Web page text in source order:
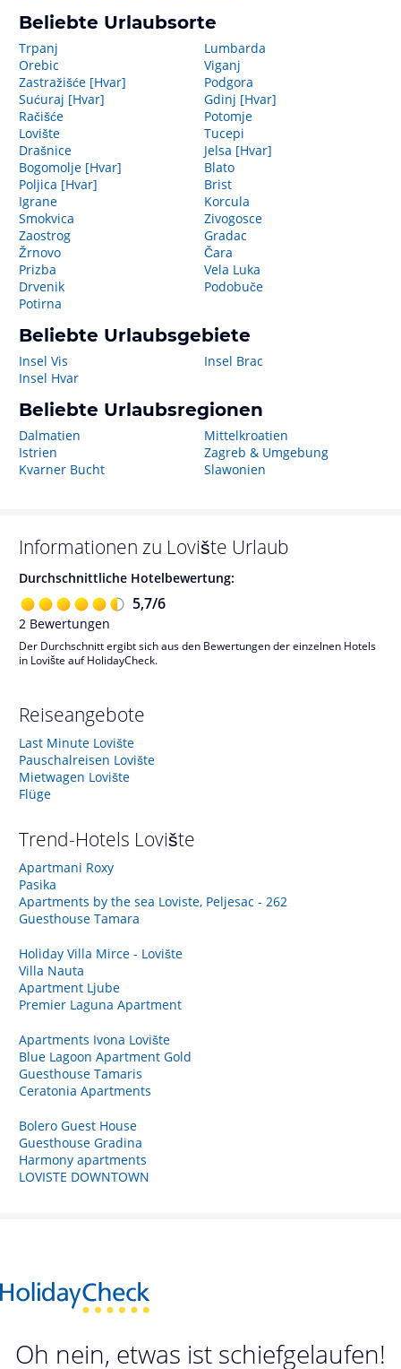
Beliebte Urlaubsorte
Trpanj
Orebic
Zastražišće [Hvar]
Sućuraj [Hvar]
Račišće
Lovište
Drašnice
Bogomolje [Hvar]
Poljica [Hvar]
Igrane
Smokvica
Zaostrog
Žrnovo
Prizba
Drvenik
Potirna
Lumbarda
Viganj
Podgora
Gdinj [Hvar]
Potomje
Tucepi
Jelsa [Hvar]
Blato
Brist
Korcula
Zivogosce
Gradac
Čara
Vela Luka
Podobuče
Beliebte Urlaubsgebiete
Insel Vis
Insel Hvar
Insel Brac
Beliebte Urlaubsregionen
Dalmatien
Istrien
Kvarner Bucht
Mittelkroatien
Zagreb & Umgebung
Slawonien
Informationen zu Lovište Urlaub
Durchschnittliche Hotelbewertung:
5,7/6
2 Bewertungen
Der Durchschnitt ergibt sich aus den Bewertungen der einzelnen Hotels
in Lovište auf HolidayCheck.
Reiseangebote
Last Minute Lovište
Pauschalreisen Lovište
Mietwagen Lovište
Flüge
Trend-Hotels Lovište
Apartmani Roxy
Pasika
Apartments by the sea Loviste, Peljesac - 262
Guesthouse Tamara
Holiday Villa Mirce - Lovište
Villa Nauta
Apartment Ljube
Premier Laguna Apartment
Apartments Ivona Lovište
Blue Lagoon Apartment Gold
Guesthouse Tamaris
Ceratonia Apartments
Bolero Guest House
Guesthouse Gradina
Harmony apartments
LOVISTE DOWNTOWN
Oh nein, etwas ist schiefgelaufen!